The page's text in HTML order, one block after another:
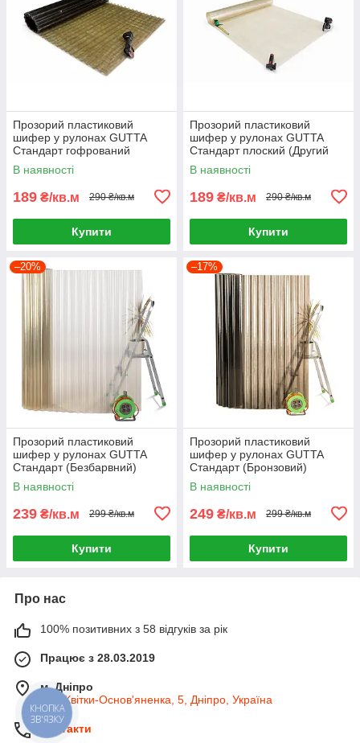
Прозорий пластиковий
шифер у рулонах GUTTA
Стандарт гофрований
(Другий сорт)
В наявності
189 ₴/кв.м 290 ₴/кв.м
Купити
Прозорий пластиковий
шифер у рулонах GUTTA
Стандарт плоский (Другий
сорт)
В наявності
189 ₴/кв.м 290 ₴/кв.м
Купити
–20%
Прозорий пластиковий
шифер у рулонах GUTTA
Стандарт (Безбарвний)
В наявності
239 ₴/кв.м 299 ₴/кв.м
Купити
–17%
Прозорий пластиковий
шифер у рулонах GUTTA
Стандарт (Бронзовий)
В наявності
249 ₴/кв.м 299 ₴/кв.м
Купити
Про нас
100% позитивних з 58 відгуків за рік
Працює з 28.03.2019
м. Дніпро
вул. Квітки-Основ'яненка, 5, Дніпро, Україна
Контакти
КНОПКА
ЗВ'ЯЗКУ